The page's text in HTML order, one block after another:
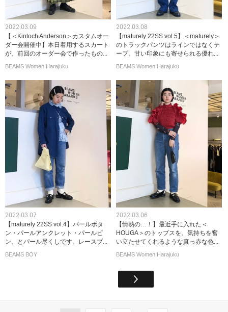
2022.03.09
【＜Kinloch Anderson＞カスタムオー
ダー会開催中】本日着用するスカート
が、前回のオーダー会で作ったもの...
BEAMS Women Harajuku
2022.03.08
【maturely 22SS vol.5】＜maturely＞
のトラックパンツはラインではなくテ
ープ。甘い印象にも寄せられる優れ...
BEAMS Women Harajuku
2022.03.07
【maturely 22SS vol.4】パールボタ
ン・パールアンクレット・パールピ
ン、とパール尽くしです。レースブ...
BEAMS BOY
2022.03.06
【情熱の…！】最近手に入れた＜
HOUGA＞のトップスを。気持ちを奮
い立たせてくれるような真っ赤な色...
BEAMS Women Harajuku